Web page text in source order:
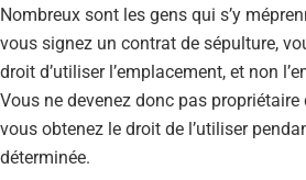
Nombreux sont les gens qui s’y
vous signez un contrat de sépulture,
droit d’utiliser l’emplacement, et non
Vous ne devenez donc pas
vous obtenez le droit de l’utiliser
déterminée.